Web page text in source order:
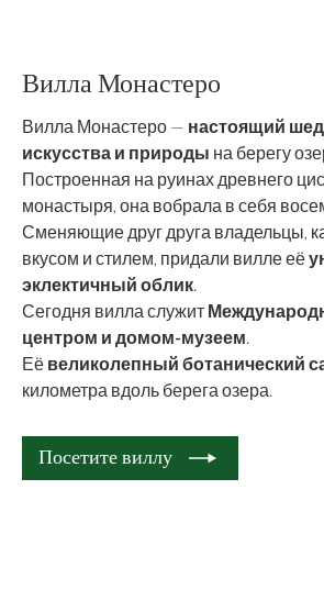
Вилла Монастеро
Вилла Монастеро — настоящий
искусства и природы на берегу
Построенная на руинах древнего
монастыря, она вобрала в себя
Сменяющие друг друга владельцы,
вкусом и стилем, придали вилле её
эклектичный облик.
Сегодня вилла служит
центром и домом-музеем.
Её великолепный ботанический
километра вдоль берега озера.
Посетите виллу